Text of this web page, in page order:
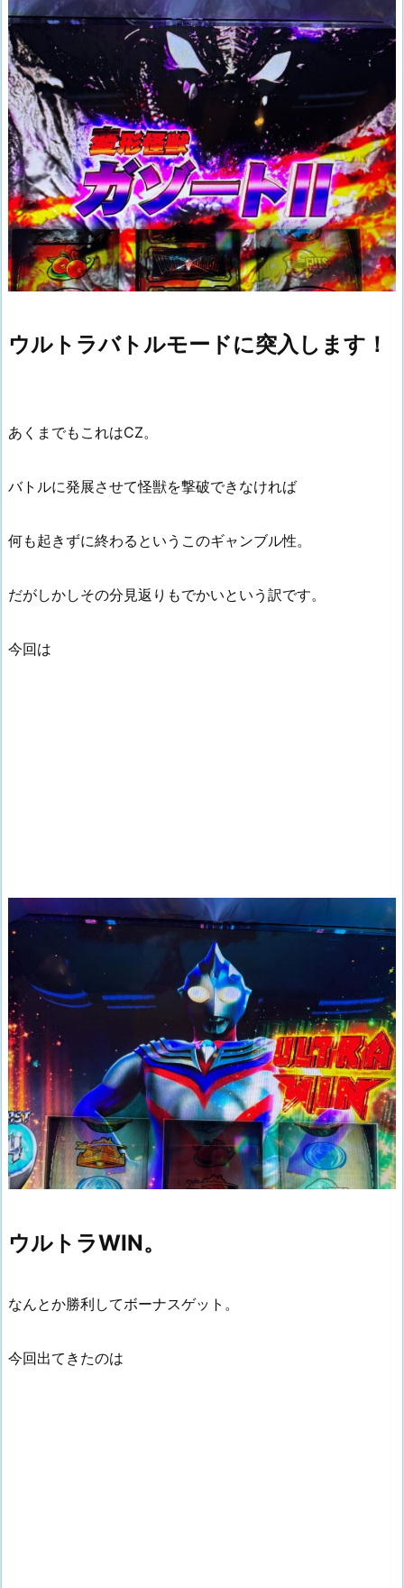
ウルトラバトルモードに突入します！
あくまでもこれはCZ。
バトルに発展させて怪獣を撃破できなければ
何も起きずに終わるというこのギャンブル性。
だがしかしその分見返りもでかいという訳です。
今回は
ウルトラWIN。
なんとか勝利してボーナスゲット。
今回出てきたのは